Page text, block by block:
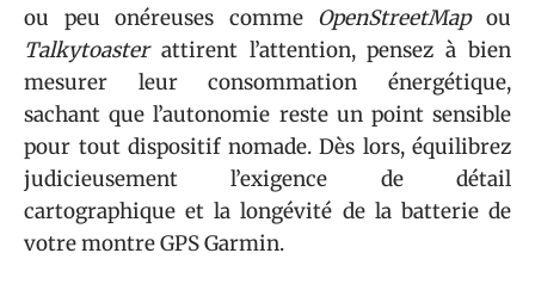
ou peu onéreuses comme OpenStreetMapou
Talkytoasterattirent l’attention, pensez à bien
mesurer leur consommation énergétique,
sachant que l’autonomie reste un point sensible
pour tout dispositif nomade. Dès lors, équilibrez
judicieusement l’exigence de détail
cartographique et la longévité de la batterie de
votre montre GPS Garmin.